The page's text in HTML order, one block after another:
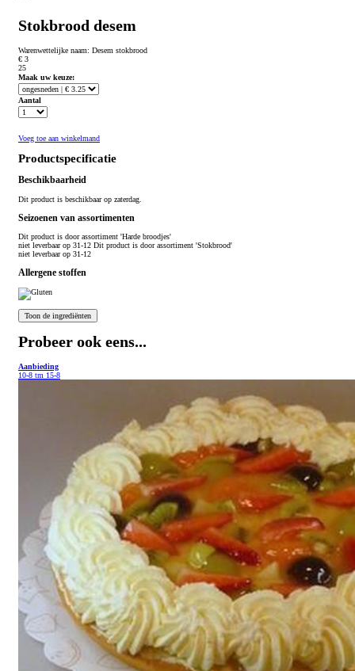
Stokbrood desem
Warenwettelijke naam: Desem stokbrood
€ 3
25
Maak uw keuze:
Aantal
Voeg toe aan winkelmand
Productspecificatie
Beschikbaarheid
Dit product is beschikbaar op zaterdag.
Seizoenen van assortimenten
Dit product is door assortiment 'Harde broodjes'
niet leverbaar op 31-12 Dit product is door assortiment 'Stokbrood'
niet leverbaar op 31-12
Allergene stoffen
Probeer ook eens...
Aanbieding
10-8 tm 15-8